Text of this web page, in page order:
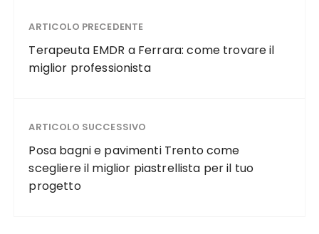
ARTICOLO PRECEDENTE
Terapeuta EMDR a Ferrara: come trovare il
miglior professionista
ARTICOLO SUCCESSIVO
Posa bagni e pavimenti Trento come
scegliere il miglior piastrellista per il tuo
progetto